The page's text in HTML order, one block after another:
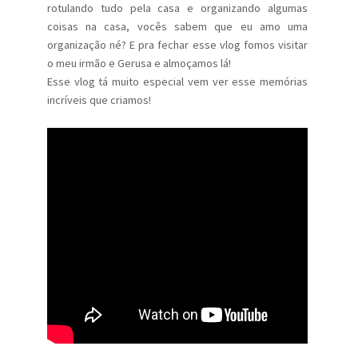
rotulando tudo pela casa e organizando algumas
coisas na casa, vocês sabem que eu amo uma
organização né? E pra fechar esse vlog fomos visitar
o meu irmão e Gerusa e almoçamos lá!
Esse vlog tá muito especial vem ver esse memórias
incríveis que criamos!